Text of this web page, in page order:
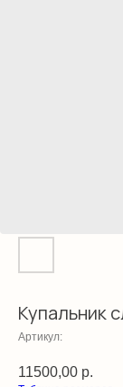
Купальник
Артикул:
11500,00 р.